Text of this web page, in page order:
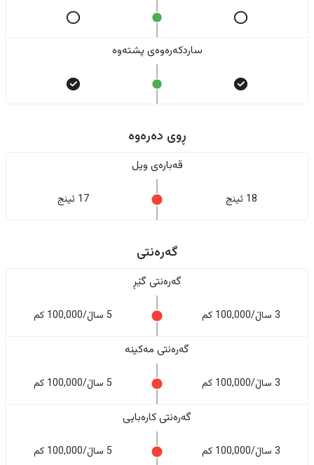
ساردکەرەوەی پشتەوە
ڕوی دەرەوە
قەبارەی ویل
18 ئینج 17 ئینج
گەرەنتی
گەرەنتی گێڕ
3 ساڵ/100,000 کم 5 ساڵ/100,000 کم
گەرەنتی مەکینە
3 ساڵ/100,000 کم 5 ساڵ/100,000 کم
گەرەنتی کارەبایی
3 ساڵ/100,000 کم 5 ساڵ/100,000 کم